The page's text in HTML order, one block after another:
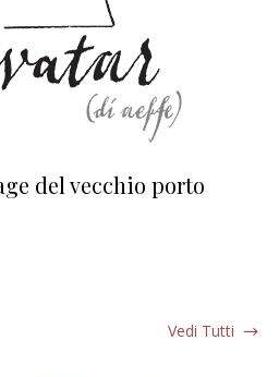
del vecchio porto
Vedi Tutti